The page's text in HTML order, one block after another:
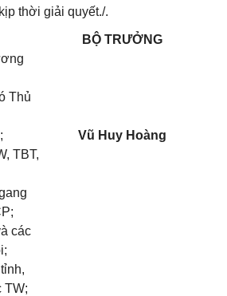
thời giải quyết./.
Thủ
TBT,
các
TW;
BỘ TRƯỞNG
Vũ Huy Hoàng